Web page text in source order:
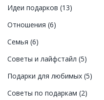
Идеи подарков (13)
Отношения (6)
Семья (6)
Советы и лайфстайл (5)
Подарки для любимых (5)
Советы по подаркам (2)